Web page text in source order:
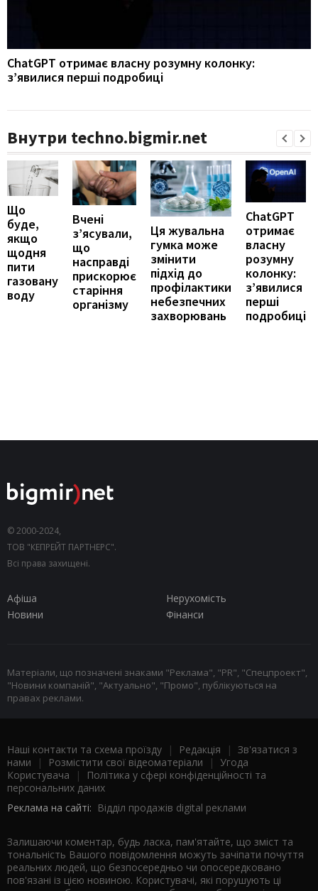
ChatGPT отримає власну розумну колонку:
з’явилися перші подробиці
Внутри techno.bigmir.net
Що
буде,
якщо
щодня
пити
газовану
воду
Вчені
з’ясували,
що
насправді
прискорює
старіння
організму
Ця жувальна
гумка може
змінити
підхід до
профілактики
небезпечних
захворювань
ChatGPT
отримає
власну
розумну
колонку:
з’явилися
перші
подробиці
© 2000-2024,
ТОВ "КЕПРЕЙТ ПАРТНЕРС".
Всі права захищені.
Афіша
Нерухомість
Новини
Фінанси
Матеріали, що позначені знаками "Реклама", "PR", "Спецпроект",
"Новини компаній", "Актуально", "Промо", публікуються на
правах реклами.
Наші контакти та схема проїзду | Редакція | Зв'язатися з
нами | Розмістити свої відеоматеріали | Угода
Користувача |
Політика у сфері конфіденційності та
персональних даних
Реклама на сайті: Відділ продажів digital реклами
Залишаючи коментар, будь ласка, пам'ятайте, що зміст та
тональність Вашого повідомлення можуть зачіпати почуття
реальних людей, що безпосередньо чи опосередковано
пов'язані із цією новиною. Користувачі, які порушують ці